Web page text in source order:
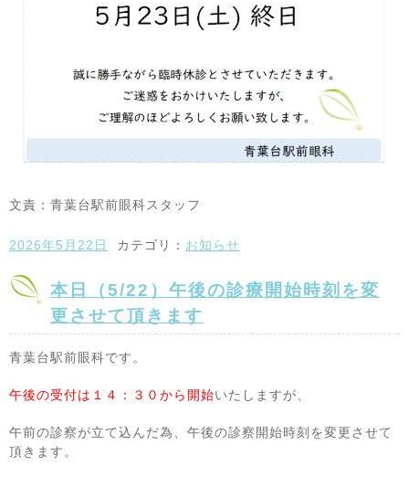
文責：青葉台駅前眼科スタッフ
2026年5月22日 カテゴリ： お知らせ
本日（5/22）午後の診療開始時刻を変
更させて頂きます
青葉台駅前眼科です。
午後の受付は１４：３０から開始いたしますが、
午前の診察が立て込んだ為、午後の診察開始時刻を変更させて
頂きます。